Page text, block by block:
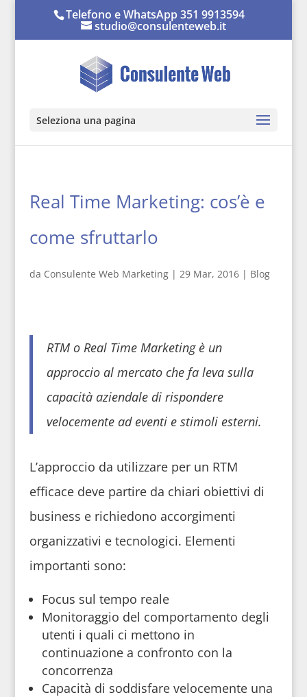
Telefono e WhatsApp 351 9913594
studio@consulenteweb.it
Seleziona una pagina
Real Time Marketing: cos’è e
come sfruttarlo
da Consulente Web Marketing| 29 Mar, 2016| Blog
RTM o Real Time Marketing è un
approccio al mercato che fa leva sulla
capacità aziendale di rispondere
velocemente ad eventi e stimoli esterni.
L’approccio da utilizzare per un RTM
efficace deve partire da chiari obiettivi di
business e richiedono accorgimenti
organizzativi e tecnologici. Elementi
importanti sono:
Focus sul tempo reale
Monitoraggio del comportamento degli
utenti i quali ci mettono in
continuazione a confronto con la
concorrenza
Capacità di soddisfare velocemente una